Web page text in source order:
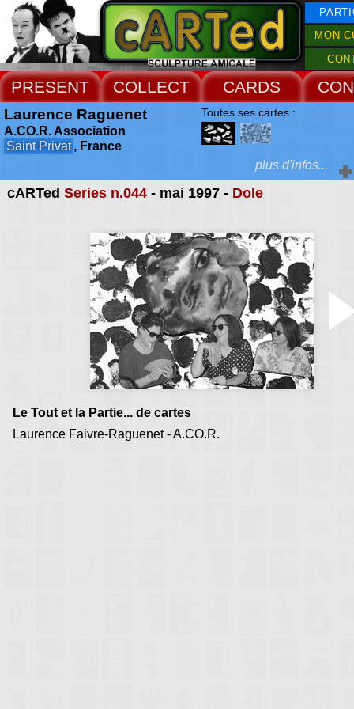
MON
PRESENT COLLECT CARDS
cARTed Series n.044- mai 1997 - Dole
Le Tout et la Partie... de cartes
Laurence Faivre-Raguenet - A.CO.R.
Laurence Raguenet
A.CO.R. Association
Saint Privat , France
Toutes ses cartes :
Accueil Rencontres :
plus d'infos...